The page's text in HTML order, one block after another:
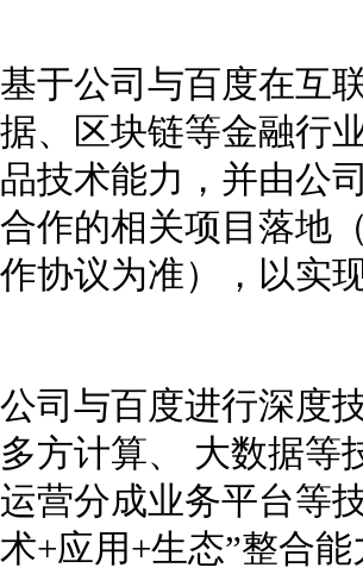
基于公司与百度在互
据、区块链等金融行
品技术能力，并由公
合作的相关项目落地
作协议为准），以实
公司与百度进行深度
多方计算、 大数据等
运营分成业务平台等
术+应用+生态”整合